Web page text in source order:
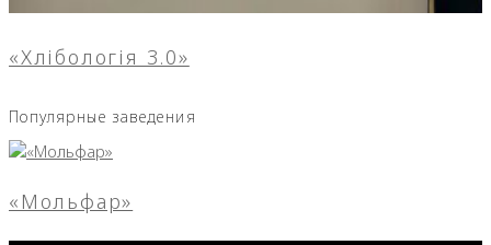
«Хлібологія 3.0»
Популярные заведения
«Мольфар»